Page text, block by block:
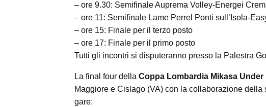
– ore 9.30: Semifinale Auprema Volley-Energei
– ore 11: Semifinale Lame Perrel Ponti sull’Isola-
– ore 15: Finale per il terzo posto
– ore 17: Finale per il primo posto
Tutti gli incontri si disputeranno presso la Palestra
La final four della Coppa Lombardia Mikasa Under
Maggiore e Cislago (VA) con la collaborazione
gare: